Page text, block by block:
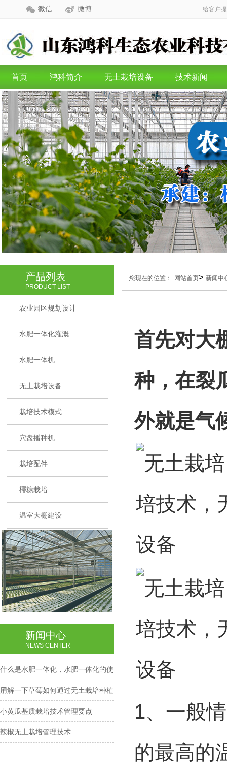
微信 微博 给客户
首页 鸿科简介 无土栽培设备 技术新闻
产品列表
PRODUCT LIST
农业园区规划设计
水肥一体化灌溉
水肥一体机
无土栽培设备
栽培技术模式
穴盘播种机
栽培配件
椰糠栽培
温室大棚建设
新闻中心
NEWS CENTER
什么是水肥一体化，水肥一体化的使
用
了解一下草莓如何通过无土栽培种植
小黄瓜基质栽培技术管理要点
辣椒无土栽培管理技术
您现在的位置： 网站首页> 新闻中
首先对大
种，在裂
外就是气
1、一般
的最高的